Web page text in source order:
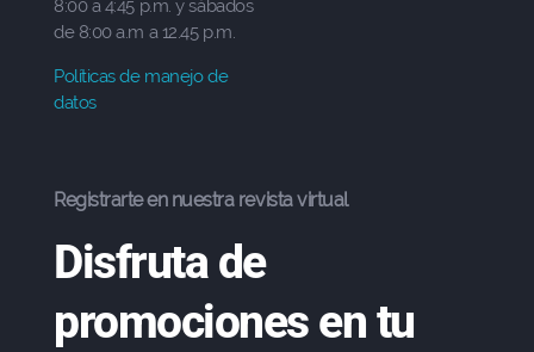
8:00 a 4:45 p.m. y sábados
de 8:00 a.m a 12.45 p.m.
Políticas de manejo de
datos
Registrarte en nuestra revista virtual
Disfruta de
promociones en tu